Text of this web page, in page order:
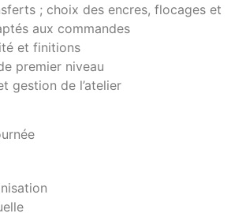
; choix des encres, flocages et
aux commandes
et finitions
premier niveau
gestion de l’atelier